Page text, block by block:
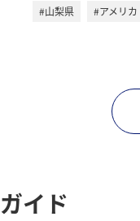
#山梨県
#アメリカ
イド